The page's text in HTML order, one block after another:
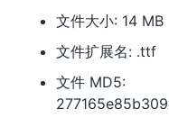
文件大小: 14 MB
文件扩展名: .ttf
文件 MD5: